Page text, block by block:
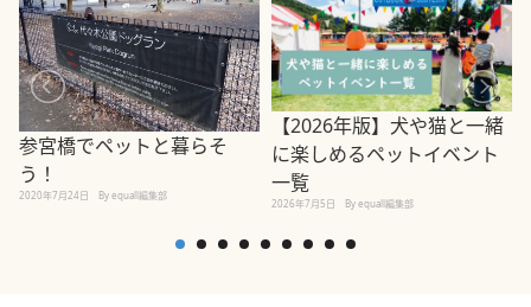
参宮橋でペットと暮らそ
う！
2020年7月24日 By equall編集部
【2026年版】犬や猫と一緒
に楽しめるペットイベント
一覧
2026年7月5日 By equall編集部